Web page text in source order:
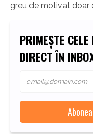
greu de motivat doar
PRIMEȘTE
DIRECT ÎN